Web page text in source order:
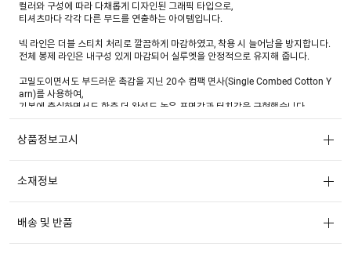
컬러와 구성에 따라 다채롭게 디자인된 그래픽 타입으로,
티셔츠마다 각각 다른 무드를 연출하는 아이템입니다.
넥 라인은 더블 스티치 처리로 깔끔하게 마감하였고, 착용 시 늘어남을 방지합니다.
전체 봉제 라인은 내구성 있게 마감되어 실루엣을 안정적으로 유지해 줍니다.
고밀도이면서도 부드러운 촉감을 지닌 20수 컴팩 면사(Single Combed Cotton Y
arn)를 사용하여,
기본에 충실하면서도 한층 더 완성도 높은 표면감과 터치감을 구현했습니다.
SK 저지(Single Knit Jersey) 조직으로 제작되어 적당한 탄력과 안정적인 구조감
을 갖추고 있으며,
밀도 있는 조직 덕분에 비침이 적고, 형태 유지력이 뛰어나 잦은 착용과 세탁에도
GARMENT WASH(가먼트 워시) 가공을 통해 세탁 후 수축을 최소화하였고,
적절한 중량감(190~205g/m²)은 몸에 달라붙지 않고, 실루엣을 안정감 있게 잡아
일상 속에서 단독으로도 충분히 활용할 수 있는 이중적인 실용성과 완성도를 갖춘
상품정보고시
소재정보
배송 및 반품